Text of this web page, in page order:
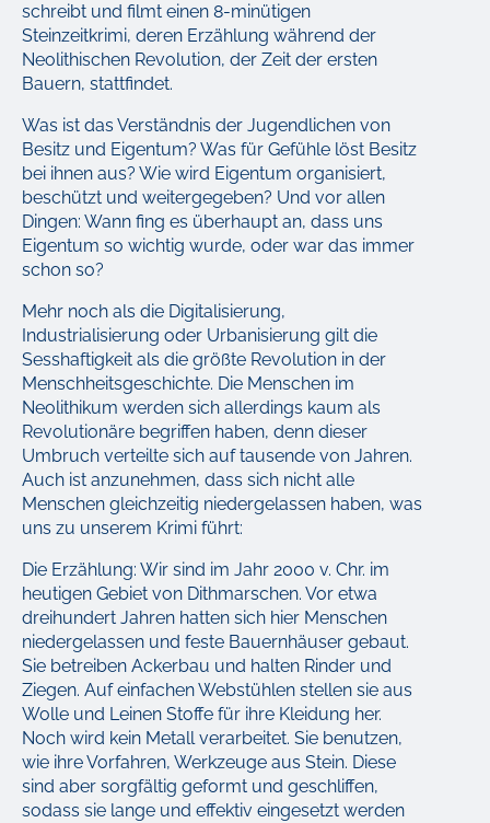
schreibt und filmt einen 8-minütigen
Steinzeitkrimi, deren Erzählung während der
Neolithischen Revolution, der Zeit der ersten
Bauern, stattfindet.
Was ist das Verständnis der Jugendlichen von
Besitz und Eigentum? Was für Gefühle löst Besitz
bei ihnen aus? Wie wird Eigentum organisiert,
beschützt und weitergegeben? Und vor allen
Dingen: Wann fing es überhaupt an, dass uns
Eigentum so wichtig wurde, oder war das immer
schon so?
Mehr noch als die Digitalisierung,
Industrialisierung oder Urbanisierung gilt die
Sesshaftigkeit als die größte Revolution in der
Menschheitsgeschichte. Die Menschen im
Neolithikum werden sich allerdings kaum als
Revolutionäre begriffen haben, denn dieser
Umbruch verteilte sich auf tausende von Jahren.
Auch ist anzunehmen, dass sich nicht alle
Menschen gleichzeitig niedergelassen haben, was
uns zu unserem Krimi führt:
Die Erzählung: Wir sind im Jahr 2000 v. Chr. im
heutigen Gebiet von Dithmarschen. Vor etwa
dreihundert Jahren hatten sich hier Menschen
niedergelassen und feste Bauernhäuser gebaut.
Sie betreiben Ackerbau und halten Rinder und
Ziegen. Auf einfachen Webstühlen stellen sie aus
Wolle und Leinen Stoffe für ihre Kleidung her.
Noch wird kein Metall verarbeitet. Sie benutzen,
wie ihre Vorfahren, Werkzeuge aus Stein. Diese
sind aber sorgfältig geformt und geschliffen,
sodass sie lange und effektiv eingesetzt werden